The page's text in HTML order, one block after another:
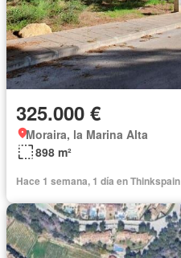
325.000 €
Moraira, la Marina Alta
898 m²
Hace 1 semana, 1 día en Thinkspain